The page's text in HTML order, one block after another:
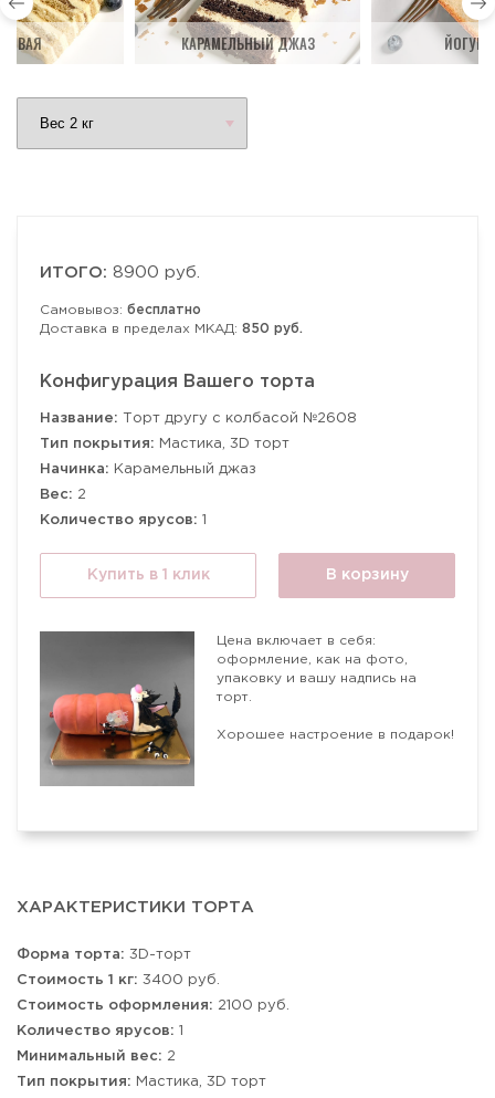
КАРАМЕЛЬНЫЙ ДЖАЗ
ИТОГО: 8900 руб.
Самовывоз: бесплатно
Доставка в пределах МКАД: 850 руб.
Конфигурация Вашего торта
Название: Торт другу с колбасой №2608
Тип покрытия: Мастика, 3D торт
Начинка: Карамельный джаз
Вес: 2
Количество ярусов: 1
Купить в 1 клик В корзину
Цена включает в себя:
оформление, как на фото,
упаковку и вашу надпись на
торт.
Хорошее настроение в подарок!
ХАРАКТЕРИСТИКИ ТОРТА
Форма торта: 3D-торт
Стоимость 1 кг: 3400 руб.
Стоимость оформления: 2100 руб.
Количество ярусов: 1
Минимальный вес: 2
Тип покрытия: Мастика, 3D торт